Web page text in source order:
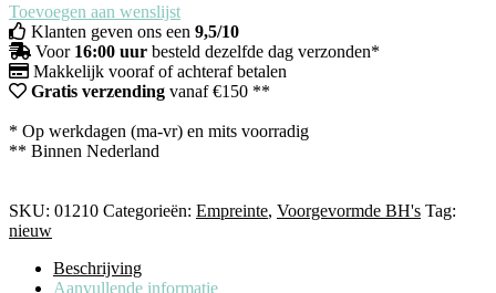
Toevoegen aan wenslijst
Klanten geven ons een 9,5/10
Voor 16:00 uur besteld dezelfde dag verzonden*
Makkelijk vooraf of achteraf betalen
Gratis verzending vanaf €150 **
* Op werkdagen (ma-vr) en mits voorradig
** Binnen Nederland
SKU: 01210 Categorieën: Empreinte, Voorgevormde BH's Tag:
nieuw
Beschrijving
Aanvullende informatie